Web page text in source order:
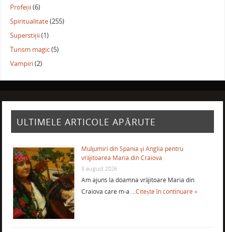
Profeții(6)
Spiritualitate(255)
Superstiții(1)
Turism magic(5)
Vampiri(2)
ULTIMELE ARTICOLE APĂRUTE
Mulţumiri din Spania şi Anglia pentru
vrăjitoarea Maria din Craiova
8 august 2026
Am ajuns la doamna vrăjitoare Maria din
Craiova care m-a …Citește în continuare »